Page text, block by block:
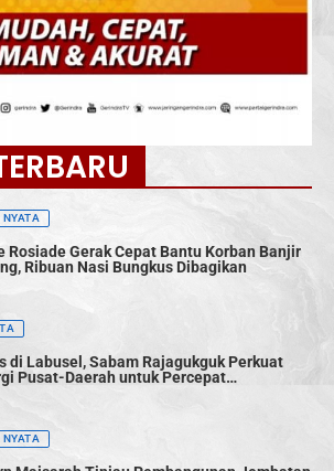
Rosiade Gerak Cepat Bantu Korban Banjir
Ribuan Nasi Bungkus Dibagikan
di Labusel, Sabam Rajagukguk Perkuat
Pusat-Daerah untuk Percepat